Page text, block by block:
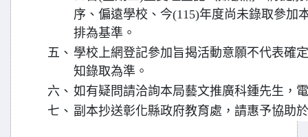
序、偏遠學校、今(115)年度尚未錄取參加
排為基準。
五、 學校上網登記參加旨揭活動意願不代表確
知錄取為準。
六、 如有疑問請洽詢本局藝文推廣科鍾先生，
七、 副本抄送彰化縣政府教育處，請惠予協助